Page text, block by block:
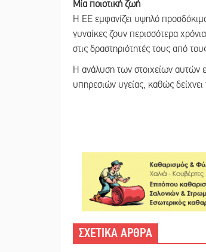
Μία ποιοτική ζωή
Η ΕΕ εμφανίζει υψηλό
γυναίκες ζουν περισσότερα
στις δραστηριότητές τους από
Η ανάλυση των στοιχείων αυτών
υπηρεσιών υγείας, καθώς δείχνει
ΣΧΕΤΙΚΑ ΑΡΘΡΑ